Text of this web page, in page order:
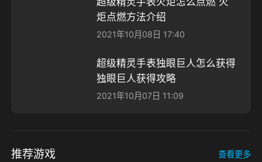
炬点燃方法介绍
2021年10月08日 17:40
超级精灵手表独眼巨人怎么获得
独眼巨人获得攻略
2021年10月07日 11:09
推荐游戏 查看更多